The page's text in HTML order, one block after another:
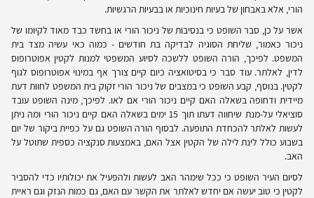
הורי, אלא באבחון של בעיות חינוכיות או בבעיות הרגשיות.
אשר על כן, סבר השופט כי בנסיבות של ניכור הורי או בחשד כבד מאוד לקיומו של
ניכור כאמור, שליחת הסוגיה לבדיקה בת חודשים - כמוה כאי עשיה מצד בית
המשפט. לפיכך, הורה השופט ללשכה לסיוע המשפטי למנות לקטין אפוטרופוס
לדין, לאלתר. עוד סבר כי בסיטואציה כיום קיים צורך אף במינוי אפוטרופוס לגוף
לקטין. בנוסף, קבע השופט כי במצבים של ניכור הורי זקוק בית המשפט לחוות דעת
מיידית ודחופה בשאלה האם קיים ניכור הורי אם לאו. לפיכך, מינה השופט עובד
סוציאלי על-מנת שיחווה דעתו תוך 15 ימים בשאלה האם קיים ניכור הורי ומה ניתן
לעשות לאלתר להכחדת התופעה. לבסוף הורה השופט גם על כפיית ביקור של יום
בשבוע כולל לינת לילה של הקטין אצל האם, באמצעות סנקציה כספית שתוטל על
האב.
לסיום העיר השופט כי ככל שימהר האב לעשות ולהפעיל את יכולותיו כדי להסביר
לקטין כי טוב יעשה אם יחדש לאלתר את הקשר עם האם, גם כמות הנזק וגם ראיית